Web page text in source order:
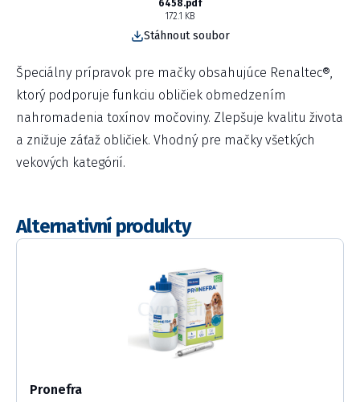
6458.pdf
172.1 KB
Stáhnout soubor
Špeciálny prípravok pre mačky obsahujúce Renaltec®,
ktorý podporuje funkciu obličiek obmedzením
nahromadenia toxínov močoviny. Zlepšuje kvalitu života
a znižuje záťaž obličiek. Vhodný pre mačky všetkých
vekových kategórií.
Alternativní produkty
Pronefra